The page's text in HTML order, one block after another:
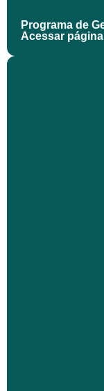
Programa de
Acessar